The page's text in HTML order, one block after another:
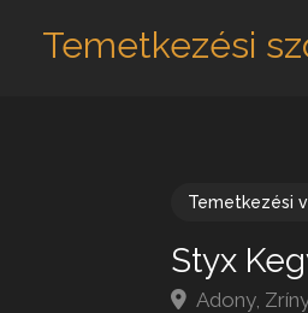
Temetkezési
Temetkezési
Styx
Adony,